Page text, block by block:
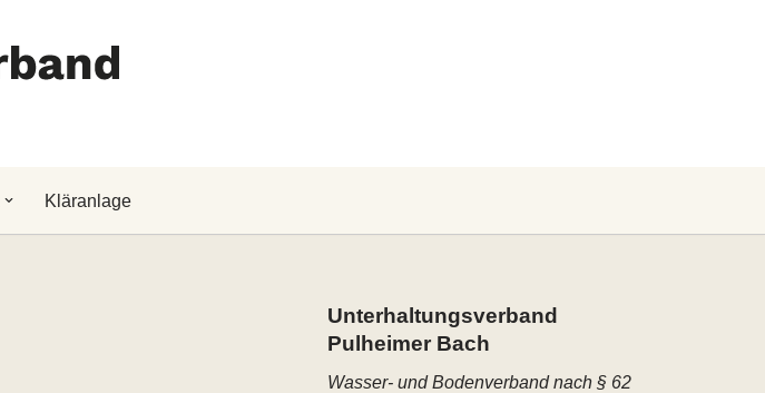
Kläranlage
Unterhaltungs­verband
Pulheimer Bach
Wasser- und Bodenverband nach § 62